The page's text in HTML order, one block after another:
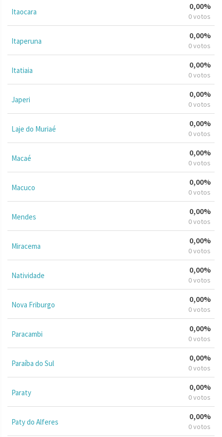
Itaocara
0,00%
0 votos
Itaperuna
0,00%
0 votos
Itatiaia
0,00%
0 votos
Japeri
0,00%
0 votos
Laje do Muriaé
0,00%
0 votos
Macaé
0,00%
0 votos
Macuco
0,00%
0 votos
Mendes
0,00%
0 votos
Miracema
0,00%
0 votos
Natividade
0,00%
0 votos
Nova Friburgo
0,00%
0 votos
Paracambi
0,00%
0 votos
Paraíba do Sul
0,00%
0 votos
Paraty
0,00%
0 votos
Paty do Alferes
0,00%
0 votos